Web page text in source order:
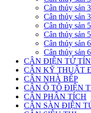
Cân thủy sản
Cân thủy sản
Cân thủy sản
Cân thủy sản
Cân thủy sản
Cân thủy sản
CÂN ĐIỆN TỬ
CÂN KỸ THUẬT
CÂN NHÀ BẾP
CÂN Ô TÔ ĐIỆN
CÂN PHÂN TÍCH
CÂN SÀN ĐIỆN